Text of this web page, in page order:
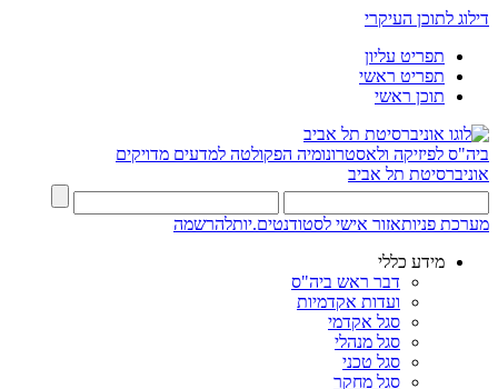
דילוג לתוכן העיקרי
תפריט עליון
תפריט ראשי
תוכן ראשי
ביה"ס לפיזיקה ולאסטרונומיה הפקולטה למדעים מדויקים
אוניברסיטת תל אביב
מערכת פניותאזור אישי לסטודנטים.יותלהרשמה
מידע כללי
דבר ראש ביה"ס
ועדות אקדמיות
סגל אקדמי
סגל מנהלי
סגל טכני
סגל מחקר